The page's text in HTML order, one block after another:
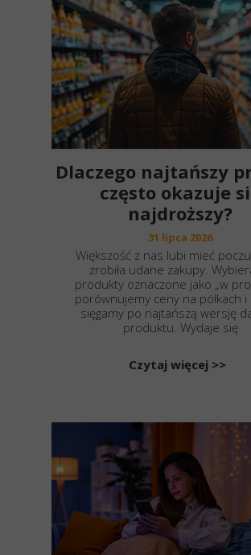
Dlaczego najtańszy
często okazuje
najdroższy?
31 lipca 2026
Większość z nas lubi mieć
zrobiła udane zakupy.
produkty oznaczone jako „w
porównujemy ceny na półkach i
sięgamy po najtańszą wersję
produktu. Wydaje się
Czytaj więcej >>